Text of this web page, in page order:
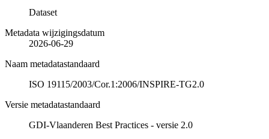
Dataset
Metadata wijzigingsdatum
2026-06-29
Naam metadatastandaard
ISO 19115/2003/Cor.1:2006/INSPIRE-TG2.0
Versie metadatastandaard
GDI-Vlaanderen Best Practices - versie 2.0